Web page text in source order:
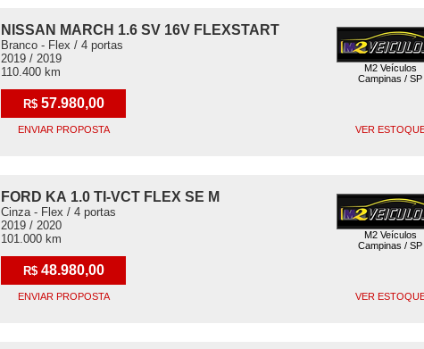
NISSAN MARCH 1.6 SV 16V FLEXSTART
Branco - Flex / 4 portas
2019 / 2019
110.400 km
M2 Veículos
Campinas / SP
R$ 57.980,00
ENVIAR PROPOSTA VER
FORD KA 1.0 TI-VCT FLEX SE M
Cinza - Flex / 4 portas
2019 / 2020
101.000 km
M2 Veículos
Campinas / SP
R$ 48.980,00
ENVIAR PROPOSTA VER